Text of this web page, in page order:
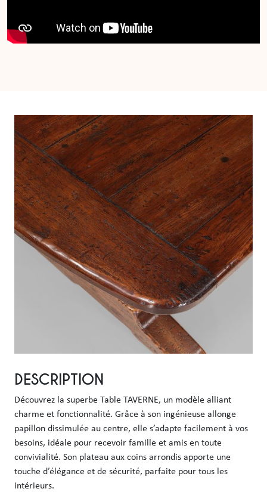
DESCRIPTION
Découvrez la superbe Table TAVERNE, un modèle alliant
charme et fonctionnalité. Grâce à son ingénieuse allonge
papillon dissimulée au centre, elle s’adapte facilement à vos
besoins, idéale pour recevoir famille et amis en toute
convivialité. Son plateau aux coins arrondis apporte une
touche d’élégance et de sécurité, parfaite pour tous les
intérieurs.